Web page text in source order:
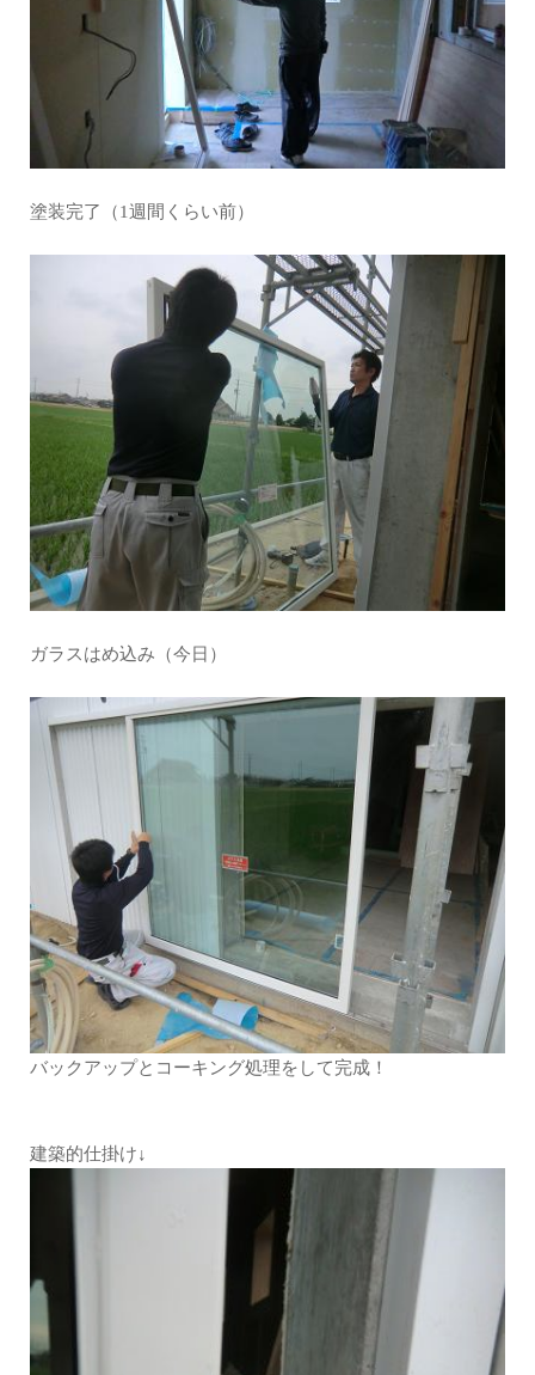
塗装完了（1週間くらい前）
ガラスはめ込み（今日）
バックアップとコーキング処理をして完成！
建築的仕掛け↓